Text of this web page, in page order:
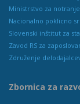
Ministrstvo za
Nacionalno poklicno
Slovenski inštitut za
Zavod RS za
Združenje
Zbornica za